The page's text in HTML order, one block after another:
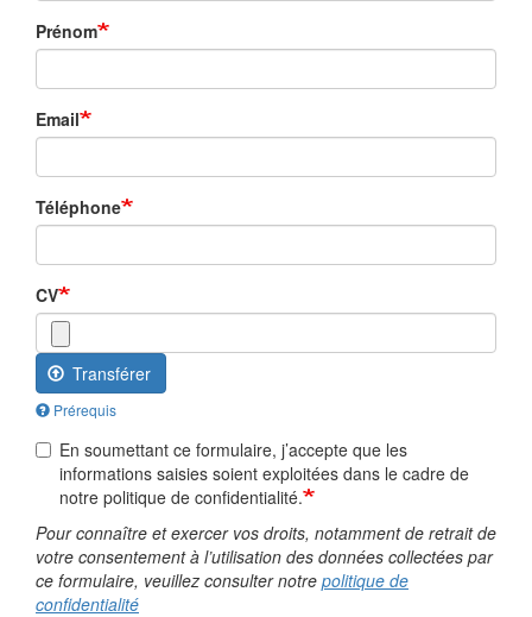
Prénom
Email
Téléphone
CV
Transférer
Prérequis
En soumettant ce formulaire, j’accepte que les
informations saisies soient exploitées dans le cadre de
notre politique de confidentialité.
Pour connaître et exercer vos droits, notamment de retrait de
votre consentement à l’utilisation des données collectées par
ce formulaire, veuillez consulter notre politique de
confidentialité